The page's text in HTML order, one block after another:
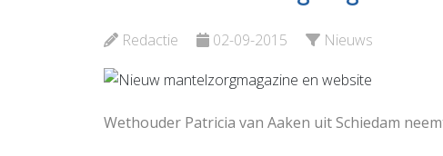
Redactie 02-09-2015 Nieuws
Wethouder Patricia van Aaken uit Schiedam
Bekijk de pagina
Plataan
Bekijk de pagina